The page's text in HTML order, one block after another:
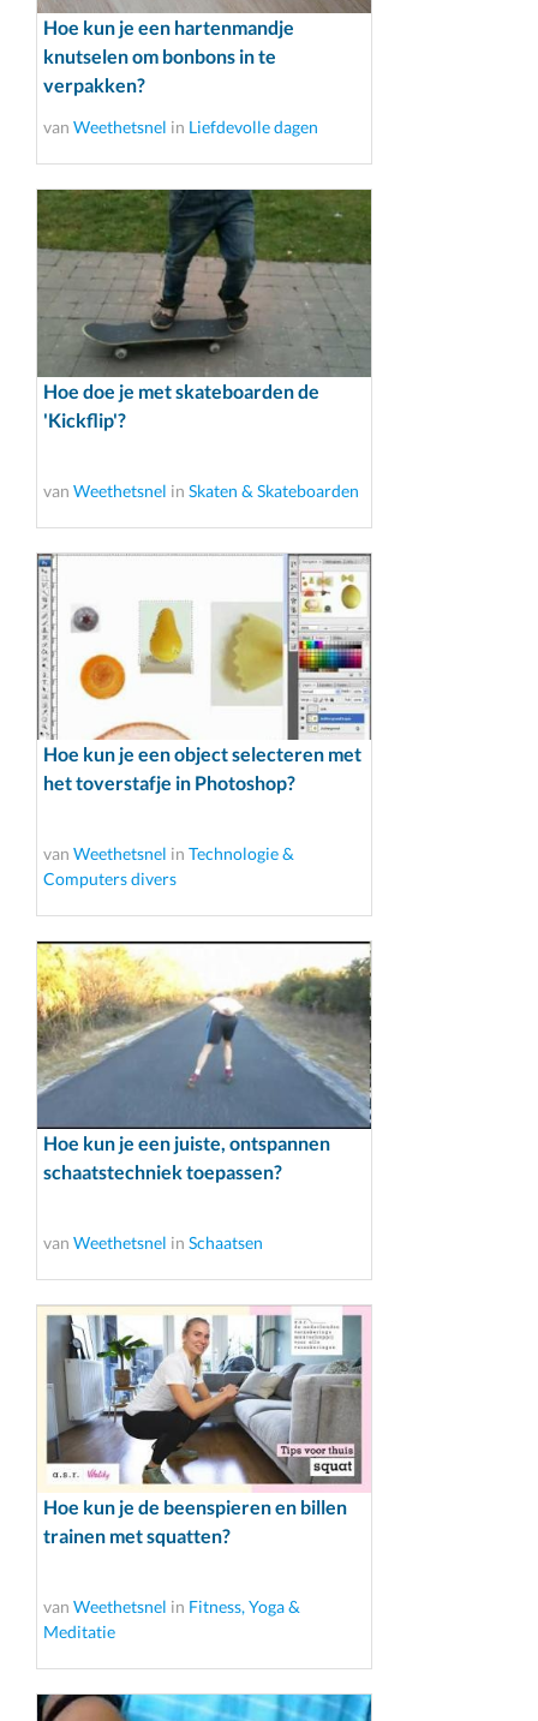
Hoe kun je een hartenmandje
knutselen om bonbons in te
verpakken?
van Weethetsnel in Liefdevolle dagen
Hoe doe je met skateboarden de
'Kickflip'?
van Weethetsnel in Skaten & Skateboarden
Hoe kun je een object selecteren met
het toverstafje in Photoshop?
van Weethetsnel in Technologie &
Computers divers
Hoe kun je een juiste, ontspannen
schaatstechniek toepassen?
van Weethetsnel in Schaatsen
Hoe kun je de beenspieren en billen
trainen met squatten?
van Weethetsnel in Fitness, Yoga &
Meditatie